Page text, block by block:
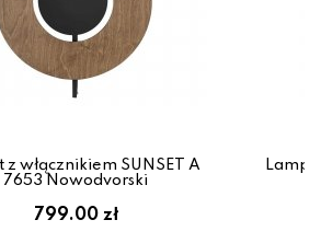
z włącznikiem SUNSET A
7653 Nowodvorski
799.00 zł